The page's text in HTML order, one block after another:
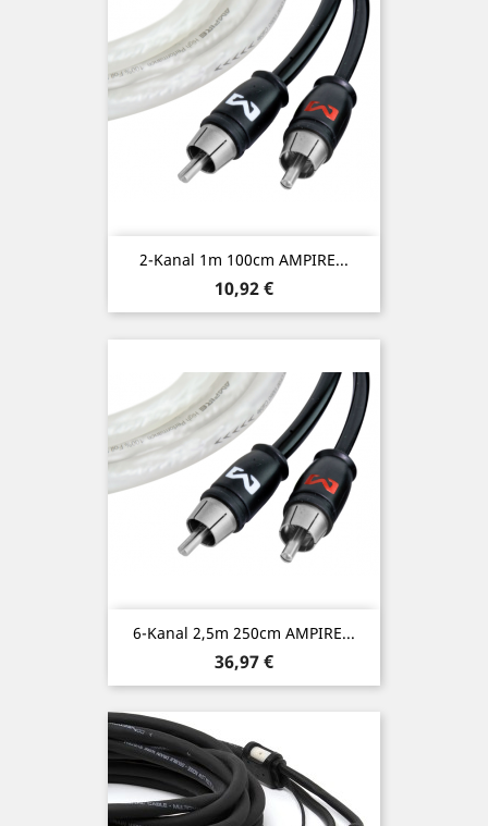
2-Kanal 1m 100cm AMPIRE...
Preis
10,92 €
6-Kanal 2,5m 250cm AMPIRE...
Preis
36,97 €